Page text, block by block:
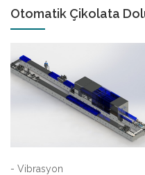
Otomatik Çikolata
- Vibrasyon